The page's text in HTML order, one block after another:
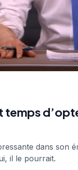
temps
dans son
il le pourrait.